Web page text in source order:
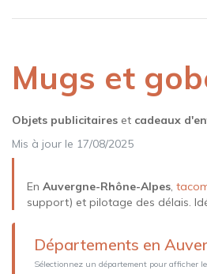
Porte-clés
Powerbanks
Mugs et
Objets publicitaires et cadeaux
Mis à jour le 17/08/2025
En Auvergne-Rhône-Alpes,
support) et pilotage des délais.
Départements en
Sélectionnez un département pour afficher